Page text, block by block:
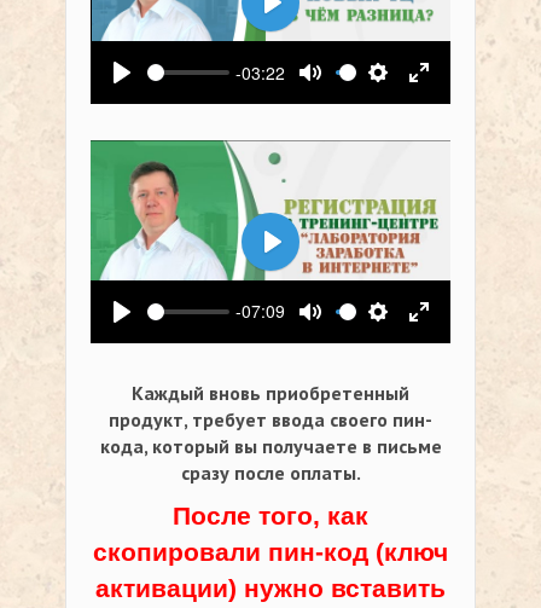
Воспроизвести
-03:22
Выключить звук
Настройки
На весь
Воспроизвести
Воспроизвести
-07:09
Выключить звук
Настройки
На весь
Воспроизвести
Каждый вновь приобретенный
продукт, требует ввода своего пин-
кода, который вы получаете в письме
сразу после оплаты.
После того, как
скопировали пин-код (ключ
активации) нужно вставить